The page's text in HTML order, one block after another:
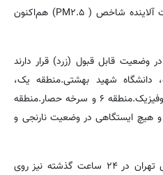
قبول قرار دارد. به طوری که وضعیت آلاینده شاخص ( PM۲.۵) هم‌اکنون
که ۱۹ ایستگاه در وضعیت قابل قبول (زرد) قرار دارند
و در ۵ ایستگاه (پونک.منطقه ۵، دانشگاه شهید بهشتی.منطقه یک،
دانشگاه علم و صنعت.منطقه ۴، ژئوفیزیک.منطقه ۶ و سرخه حصار.منطقه
هیچ ایستگاهی در وضعیت نارنجی و
گفتنی است؛ شاخص کیفیت هوای تهران در ۲۴ ساعت گذشته نیز روی